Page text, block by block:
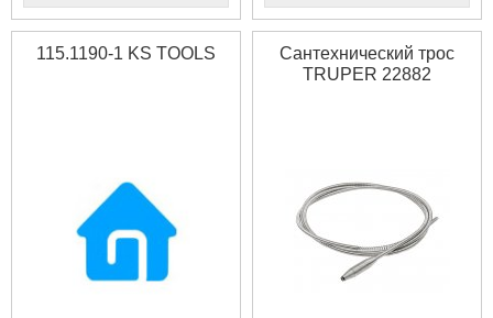
115.1190-1 KS TOOLS
Сантехнический трос
TRUPER 22882